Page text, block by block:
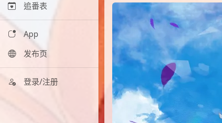
追番表
App
发布页
登录/注册